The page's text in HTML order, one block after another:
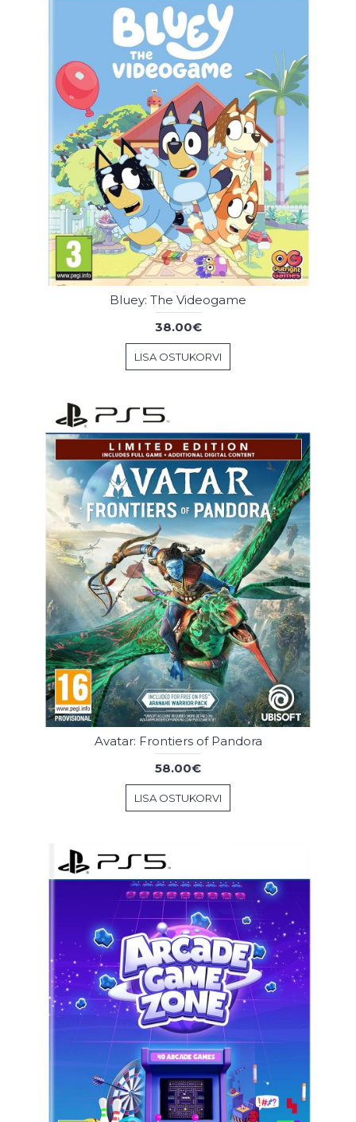
Bluey: The Videogame
38.00€
LISA OSTUKORVI
Avatar: Frontiers of Pandora
58.00€
LISA OSTUKORVI